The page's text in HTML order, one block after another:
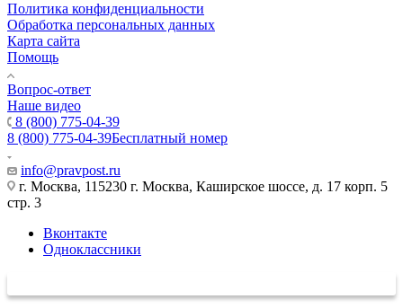
Политика конфиденциальности
Обработка персональных данных
Карта сайта
Помощь
Вопрос-ответ
Наше видео
8 (800) 775-04-39
8 (800) 775-04-39Бесплатный номер
info@pravpost.ru
г. Москва, 115230 г. Москва, Каширское шоссе, д. 17 корп. 5
стр. 3
Вконтакте
Одноклассники